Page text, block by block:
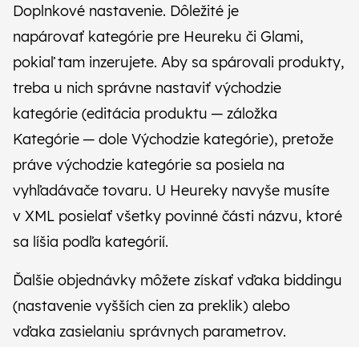
Doplnkové nastavenie. Dôležité je
napárovať kategórie pre Heureku či Glami,
pokiaľ tam inzerujete. Aby sa spárovali produkty,
treba u nich správne nastaviť východzie
kategórie (editácia produktu — záložka
Kategórie — dole Východzie kategórie), pretože
práve východzie kategórie sa posiela na
vyhľadávače tovaru. U Heureky navyše musíte
v XML posielať všetky povinné části názvu, ktoré
sa líšia podľa kategórií.
Ďalšie objednávky môžete získať vďaka biddingu
(nastavenie vyšších cien za preklik) alebo
vďaka zasielaniu správnych parametrov.